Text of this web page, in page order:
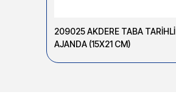
209025 AKDERE TABA TARİHLİ
AJANDA (15X21 CM)